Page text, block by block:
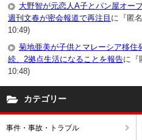
大野智が元恋人A子とパン屋オー
週刊文春が密会報道で再注目 に『匿
10:49)
菊地亜美が子供とマレーシア移住
続、2拠点生活になることを報告に『
10:48)
カテゴリー
事件・事故・トラブル